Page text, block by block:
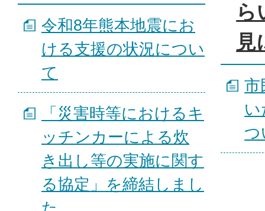
令和8年熊本地震にお
ける支援の状況につい
て
「災害時等におけるキ
ッチンカーによる炊
き出し等の実施に関す
る協定」を締結しまし
ら
見
市
つ